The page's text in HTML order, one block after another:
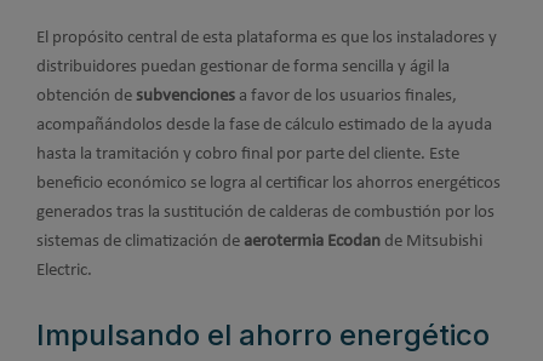
El propósito central de esta plataforma es que los instaladores y
distribuidores puedan gestionar de forma sencilla y ágil la
obtención de subvenciones a favor de los usuarios finales,
acompañándolos desde la fase de cálculo estimado de la ayuda
hasta la tramitación y cobro final por parte del cliente. Este
beneficio económico se logra al certificar los ahorros energéticos
generados tras la sustitución de calderas de combustión por los
sistemas de climatización de aerotermia Ecodan de Mitsubishi
Electric.
Impulsando el ahorro energético